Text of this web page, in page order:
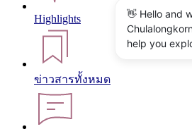
Highlights
ข่าวสารทั้งหมด
👋 Hello and
Chulalongkorn
help you